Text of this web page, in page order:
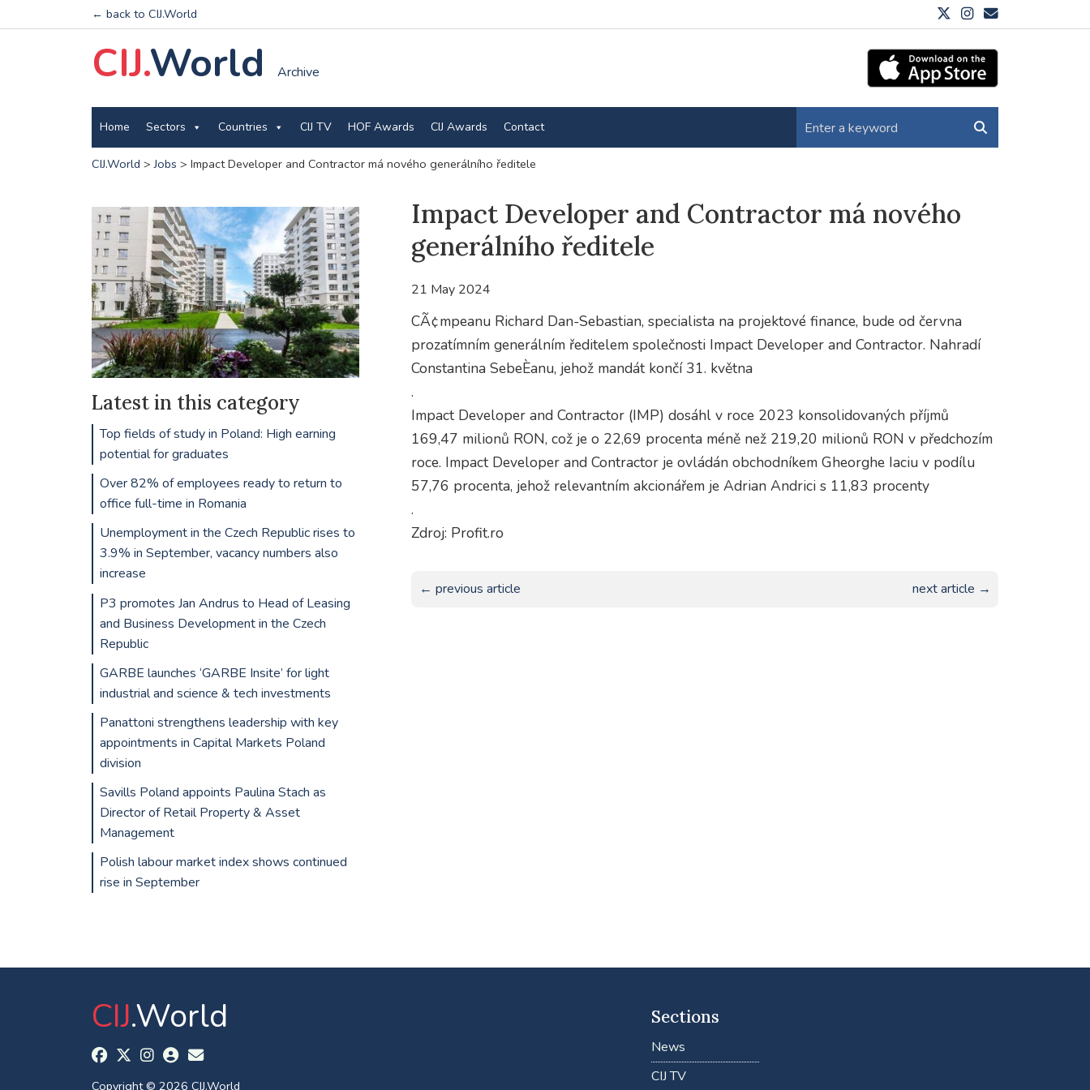
← back to CIJ.World
CIJ.World Archive
Home Sectors Countries CIJ TV HOF Awards CIJ Awards Contact
CIJ.World >Jobs > Impact Developer and Contractor má nového generálního ředitele
Impact Developer and Contractor má nového
generálního ředitele
21 May 2024
CÃ¢mpeanu Richard Dan-Sebastian, specialista na projektové finance, bude od června
prozatímním generálním ředitelem společnosti Impact Developer and Contractor. Nahradí
Constantina SebeÈanu, jehož mandát končí 31. května
.
Impact Developer and Contractor (IMP) dosáhl v roce 2023 konsolidovaných příjmů
169,47 milionů RON, což je o 22,69 procenta méně než 219,20 milionů RON v předchozím
roce. Impact Developer and Contractor je ovládán obchodníkem Gheorghe Iaciu v podílu
57,76 procenta, jehož relevantním akcionářem je Adrian Andrici s 11,83 procenty
.
Zdroj: Profit.ro
← previous article next article →
Latest in this category
Top fields of study in Poland: High earning
potential for graduates
Over 82% of employees ready to return to
office full-time in Romania
Unemployment in the Czech Republic rises to
3.9% in September, vacancy numbers also
increase
P3 promotes Jan Andrus to Head of Leasing
and Business Development in the Czech
Republic
GARBE launches ‘GARBE Insite’ for light
industrial and science & tech investments
Panattoni strengthens leadership with key
appointments in Capital Markets Poland
division
Savills Poland appoints Paulina Stach as
Director of Retail Property & Asset
Management
Polish labour market index shows continued
rise in September
CIJ.World
Copyright © 2026 CIJ.World
Sections
News
CIJ TV